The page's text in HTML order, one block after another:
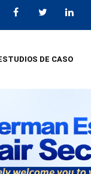
DE CASO